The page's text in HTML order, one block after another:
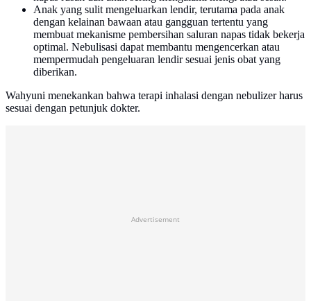
Anak yang sulit mengeluarkan lendir, terutama pada anak
dengan kelainan bawaan atau gangguan tertentu yang
membuat mekanisme pembersihan saluran napas tidak bekerja
optimal. Nebulisasi dapat membantu mengencerkan atau
mempermudah pengeluaran lendir sesuai jenis obat yang
diberikan.
Wahyuni menekankan bahwa terapi inhalasi dengan nebulizer harus
sesuai dengan petunjuk dokter.
Advertisement